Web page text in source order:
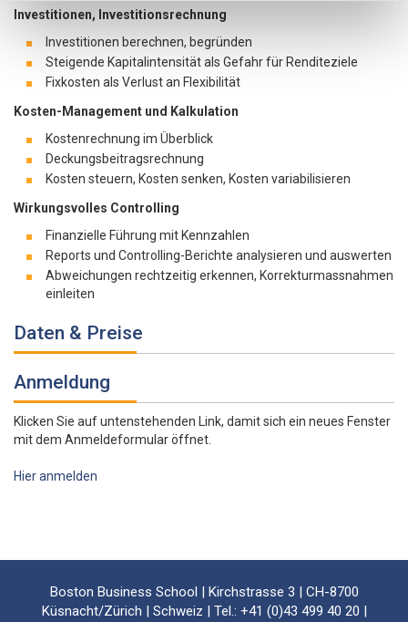
Investitionen, Investitionsrechnung
Investitionen berechnen, begründen
Steigende Kapitalintensität als Gefahr für Renditeziele
Fixkosten als Verlust an Flexibilität
Kosten-Management und Kalkulation
Kostenrechnung im Überblick
Deckungsbeitragsrechnung
Kosten steuern, Kosten senken, Kosten variabilisieren
Wirkungsvolles Controlling
Finanzielle Führung mit Kennzahlen
Reports und Controlling-Berichte analysieren und auswerten
Abweichungen rechtzeitig erkennen, Korrekturmassnahmen
einleiten
Daten & Preise
Anmeldung
Klicken Sie auf untenstehenden Link, damit sich ein neues Fenster
mit dem Anmeldeformular öffnet.
Hier anmelden
Boston Business School | Kirchstrasse 3 | CH-8700
Küsnacht/Zürich | Schweiz | Tel.: +41 (0)43 499 40 20 |